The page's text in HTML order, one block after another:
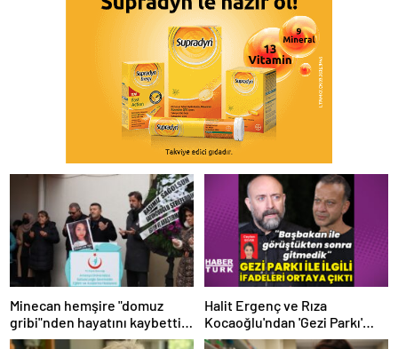
Minecan hemşire "domuz
gribi"nden hayatını kaybetti –
Haberler | Sağlık Haberleri
Halit Ergenç ve Rıza
Kocaoğlu'ndan 'Gezi Parkı'
ifadesi – Magazin haberleri